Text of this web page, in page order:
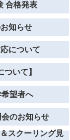
合格発表
知らせ
について
ついて】
望者へ
のお知らせ
スクーリング見